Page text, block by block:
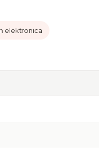
elektronica